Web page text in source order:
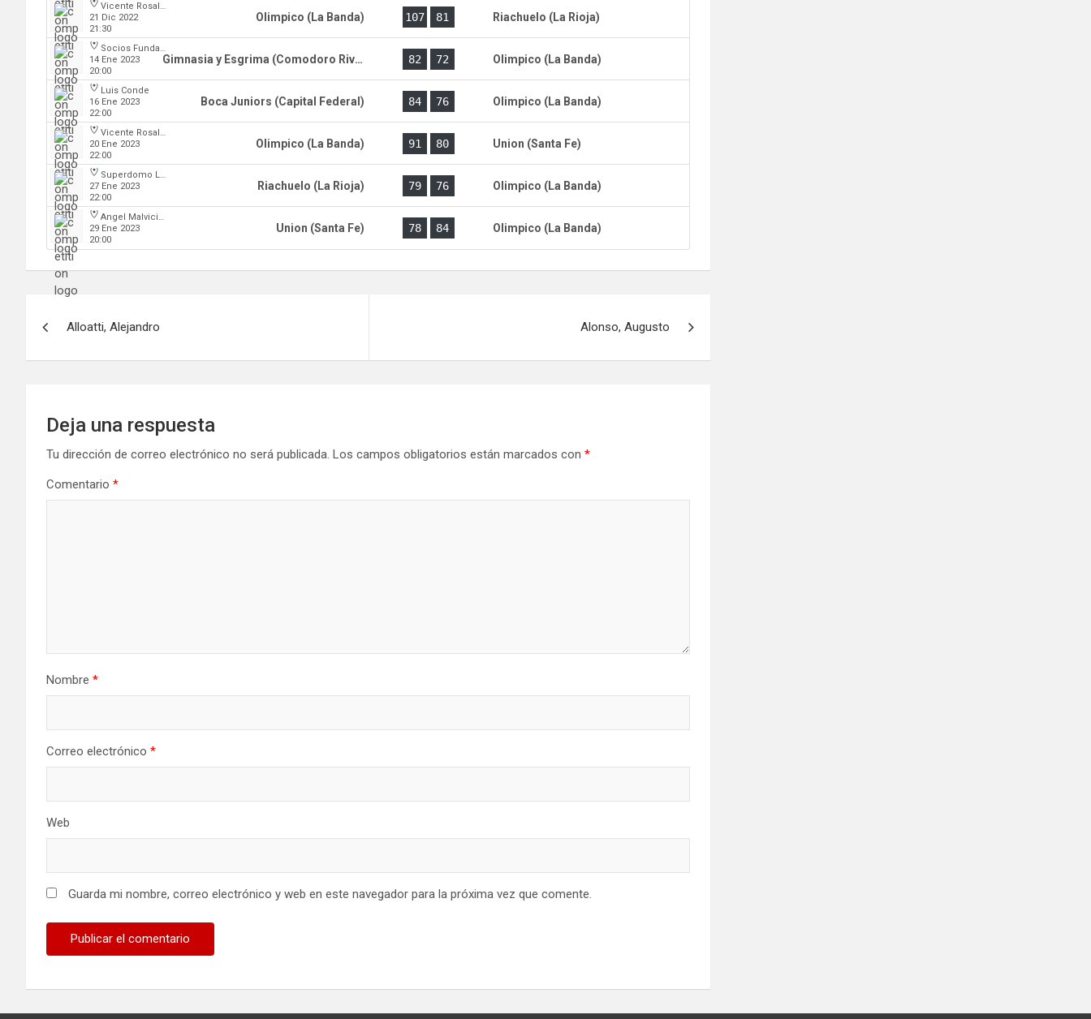
Vicente Rosales
21 Dic 2022
21:30
Olimpico (La Banda) 107 81 Riachuelo (La Rioja)
Socios Fundadores
14 Ene 2023
20:00
Gimnasia y Esgrima (Comodoro Rivadavia) 82 72 Olimpico (La Banda)
Luis Conde
16 Ene 2023
22:00
Boca Juniors (Capital Federal) 84 76 Olimpico (La Banda)
Vicente Rosales
20 Ene 2023
22:00
Olimpico (La Banda) 91 80 Union (Santa Fe)
Superdomo La Rioja
27 Ene 2023
22:00
Riachuelo (La Rioja) 79 76 Olimpico (La Banda)
Angel Malvicino
29 Ene 2023
20:00
Union (Santa Fe) 78 84 Olimpico (La Banda)
Alloatti, Alejandro Alonso, Augusto
Deja una respuesta
Tu dirección de correo electrónico no será publicada. Los campos obligatorios están marcados con *
Comentario *
Nombre *
Correo electrónico *
Web
Guarda mi nombre, correo electrónico y web en este navegador para la próxima vez que comente.